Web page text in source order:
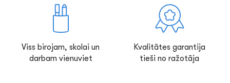
Viss birojam, skolai un
darbam vienuviet
Kvalitātes garantija
tieši no ražotāja